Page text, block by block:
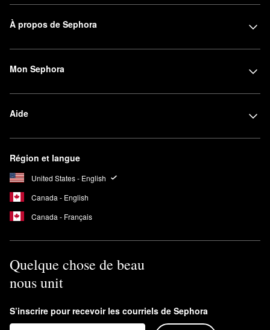
À propos de Sephora
Mon Sephora
Aide
Région et langue
United States - English
Canada - English
Canada - Français
Quelque chose de beau
nous unit
S’inscrire pour recevoir les courriels de Sephora